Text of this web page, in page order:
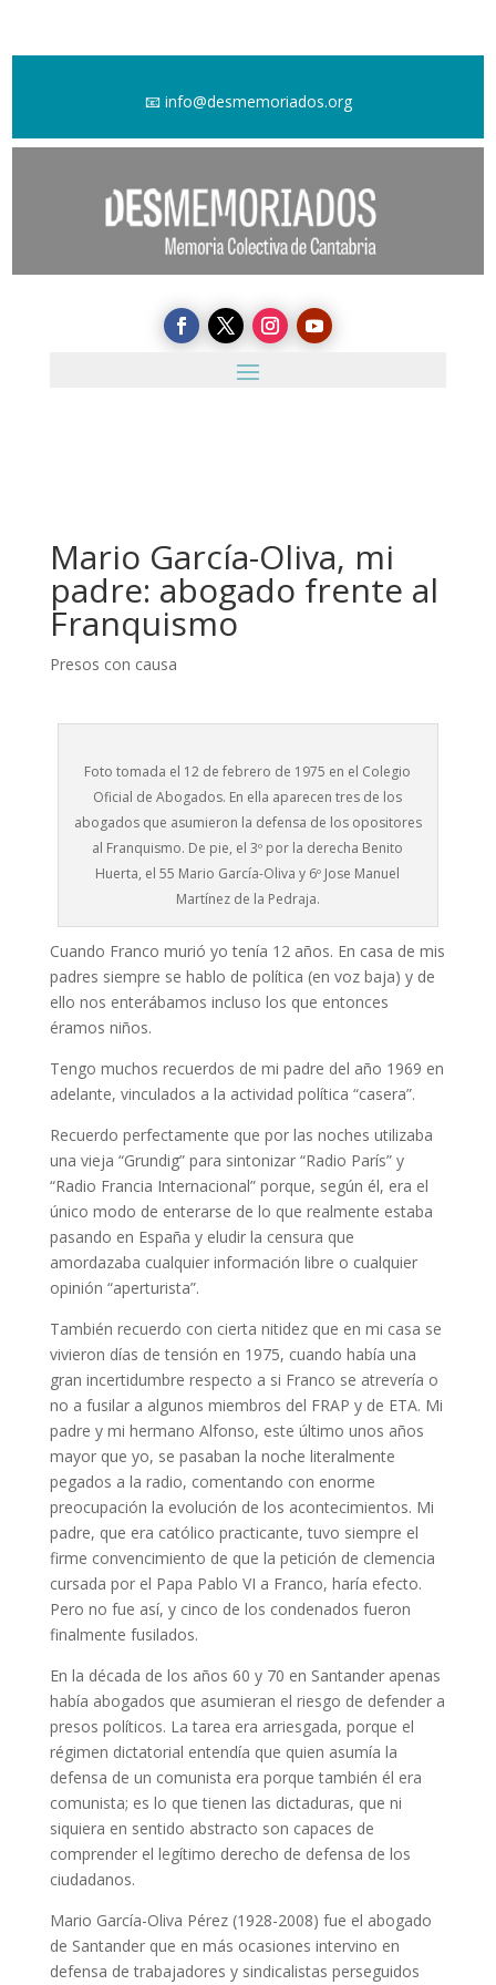
📧 info@desmemoriados.org
Mario García-Oliva, mi
padre: abogado frente al
Franquismo
Presos con causa
Foto tomada el 12 de febrero de 1975 en el Colegio
Oficial de Abogados. En ella aparecen tres de los
abogados que asumieron la defensa de los opositores
al Franquismo. De pie, el 3º por la derecha Benito
Huerta, el 55 Mario García-Oliva y 6º Jose Manuel
Martínez de la Pedraja.
Cuando Franco murió yo tenía 12 años. En casa de mis
padres siempre se hablo de política (en voz baja) y de
ello nos enterábamos incluso los que entonces
éramos niños.
Tengo muchos recuerdos de mi padre del año 1969 en
adelante, vinculados a la actividad política “casera”.
Recuerdo perfectamente que por las noches utilizaba
una vieja “Grundig” para sintonizar “Radio París” y
“Radio Francia Internacional” porque, según él, era el
único modo de enterarse de lo que realmente estaba
pasando en España y eludir la censura que
amordazaba cualquier información libre o cualquier
opinión “aperturista”.
También recuerdo con cierta nitidez que en mi casa se
vivieron días de tensión en 1975, cuando había una
gran incertidumbre respecto a si Franco se atrevería o
no a fusilar a algunos miembros del FRAP y de ETA. Mi
padre y mi hermano Alfonso, este último unos años
mayor que yo, se pasaban la noche literalmente
pegados a la radio, comentando con enorme
preocupación la evolución de los acontecimientos. Mi
padre, que era católico practicante, tuvo siempre el
firme convencimiento de que la petición de clemencia
cursada por el Papa Pablo VI a Franco, haría efecto.
Pero no fue así, y cinco de los condenados fueron
finalmente fusilados.
En la década de los años 60 y 70 en Santander apenas
había abogados que asumieran el riesgo de defender a
presos políticos. La tarea era arriesgada, porque el
régimen dictatorial entendía que quien asumía la
defensa de un comunista era porque también él era
comunista; es lo que tienen las dictaduras, que ni
siquiera en sentido abstracto son capaces de
comprender el legítimo derecho de defensa de los
ciudadanos.
Mario García-Oliva Pérez (1928-2008) fue el abogado
de Santander que en más ocasiones intervino en
defensa de trabajadores y sindicalistas perseguidos